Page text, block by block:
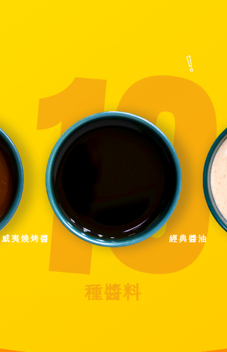
夷燒烤醬 經典醬油
0
種醬料